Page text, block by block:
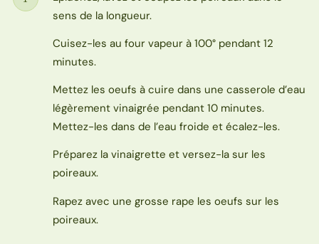
Étape
sens de la longueur.
Cuisez-les au four vapeur à 100° pendant 12
minutes.
Mettez les oeufs à cuire dans une casserole d’eau
légèrement vinaigrée pendant 10 minutes.
Mettez-les dans de l’eau froide et écalez-les.
Préparez la vinaigrette et versez-la sur les
poireaux.
Rapez avec une grosse rape les oeufs sur les
poireaux.